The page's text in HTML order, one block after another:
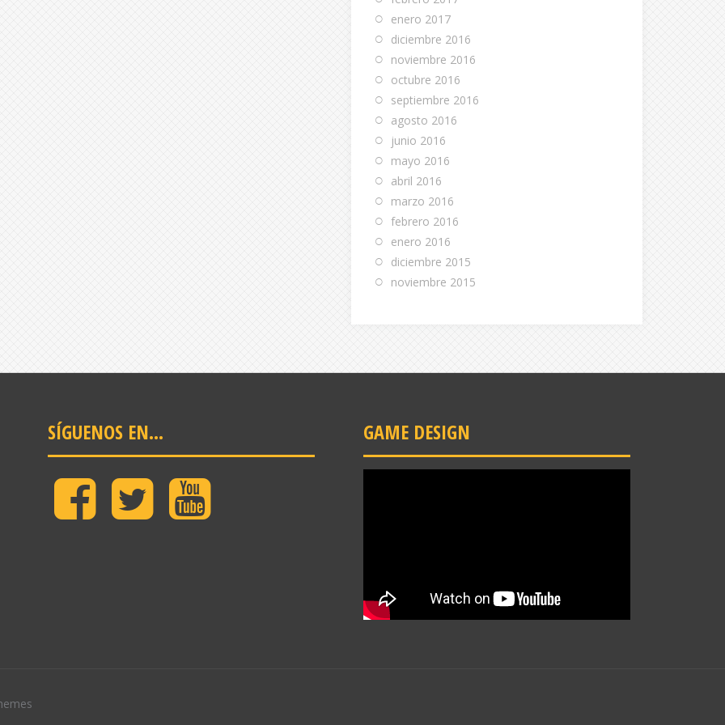
enero 2017
diciembre 2016
noviembre 2016
octubre 2016
septiembre 2016
agosto 2016
junio 2016
mayo 2016
abril 2016
marzo 2016
febrero 2016
enero 2016
diciembre 2015
noviembre 2015
SÍGUENOS EN…
Facebook
Granada
Twitter Youtube
GAME DESIGN